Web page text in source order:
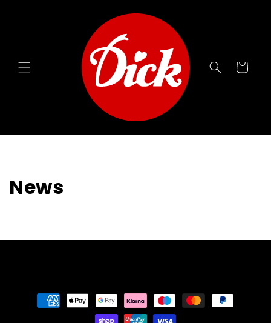
Warenkorb
News
Zahlungsmethoden